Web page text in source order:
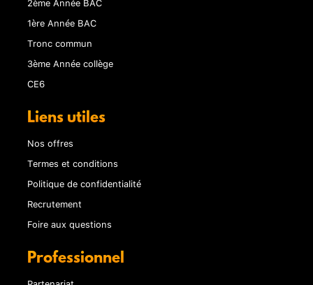
1ère Année BAC
Tronc commun
3ème Année collège
CE6
Liens utiles
Nos offres
Termes et conditions
Politique de confidentialité
Recrutement
Foire aux questions
Professionnel